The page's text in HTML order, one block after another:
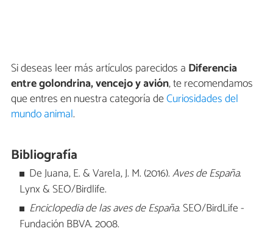
Si deseas leer más artículos parecidos a Diferencia
entre golondrina, vencejo y avión, te recomendamos
que entres en nuestra categoría deCuriosidades del
mundo animal.
Bibliografía
De Juana, E. & Varela, J. M. (2016).Aves de España.
Lynx & SEO/Birdlife.
Enciclopedia de las aves de España. SEO/BirdLife -
Fundación BBVA. 2008.